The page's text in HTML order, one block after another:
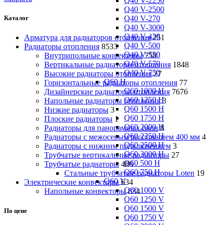
Q40 V-2500
Q40 V-270
Q40 V-3000
Q40 V-420
Q40 V-500
Q40 V-550
Q40 V-570
Q40 V-750
Q60 H
Q60 1000 H
Q60 1250 H
Q60 1500 H
Q60 1750 H
Q60 2000 H
Q60 2250 H
Q60 2500 H
Q60 3000 H
Q60 500 H
Q60 750 H
Q60 V
Q60 1000 V
Q60 1250 V
Q60 1500 V
Q60 1750 V
Каталог
Арматура для радиаторов отопления 251
Радиаторы отопления 8533
Внутрипольные конвекторы 758
Вертикальные радиаторы отопления 1848
Высокие радиаторы отопления 27
Горизонтальные радиаторы отопления 77
Дизайнерские радиаторы отопления 7676
Напольные радиаторы отопления 3
Низкие радиаторы 3
Плоские радиаторы 1
Радиаторы для панорамных окон 8
Радиаторы с межосевым расстоянием 400 мм 4
Радиаторы с нижним подключением 3
Трубчатые вертикальные радиаторы 27
Трубчатые радиаторы 486
Cтальные трубчатые радиаторы Loten 19
Электрические конвекторы 634
Напольные конвекторы 634
По цене